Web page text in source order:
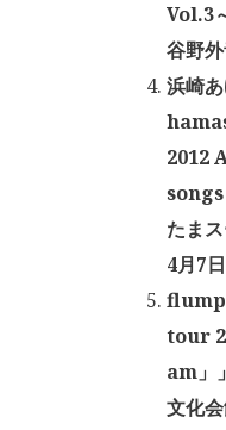
Vol.3
谷野
浜崎
2012
songs
たま
4月7
tour
am」
文化